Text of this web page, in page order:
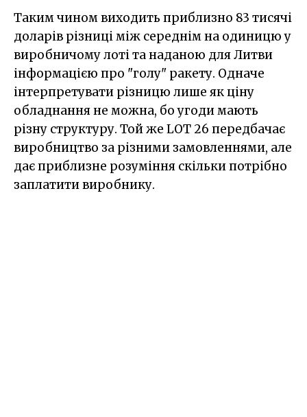
Таким чином виходить приблизно 83 тисячі
доларів різниці між середнім на одиницю у
виробничому лоті та наданою для Литви
інформацією про "голу" ракету. Одначе
інтерпретувати різницю лише як ціну
обладнання не можна, бо угоди мають
різну структуру. Той же LOT 26 передбачає
виробництво за різними замовленнями, але
дає приблизне розуміння скільки потрібно
заплатити виробнику.